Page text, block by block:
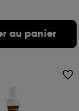
au panier